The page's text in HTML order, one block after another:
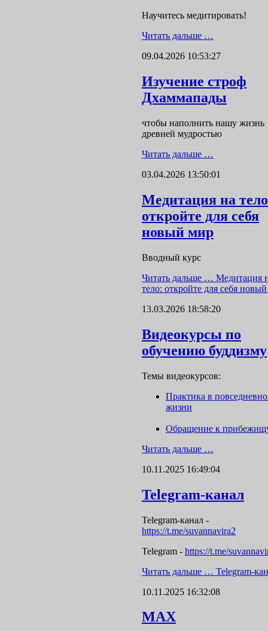
Научитесь медитировать!
Читать дальше …
09.04.2026 10:53:27
Изучение строф
Дхаммапады
чтобы наполнить нашу жизнь
древней мудростью
Читать дальше …
03.04.2026 13:50:01
Медитация на
откройте для себя
новый мир
Вводный курс
Читать дальше … Медитация
тело: откройте для себя
13.03.2026 18:58:20
Видеокурсы по
обучению буддизму
Темы видеокурсов:
Практика в
жизни
Обращение к
Читать дальше …
10.11.2025 16:49:04
Telegram-канал
Telegram-канал -
https://t.me/suvannavira2
Telegram - https://t.me/
Читать дальше … Telegram-
10.11.2025 16:32:08
MAX